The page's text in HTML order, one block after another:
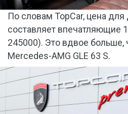
По словам TopCar, цена
составляет впечатляющие
245000). Это вдвое больше,
Mercedes-AMG GLE 63 S.